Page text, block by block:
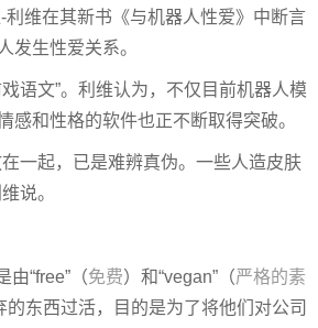
维在其新书《与机器人性爱》中断言
发生性爱关系。
语文”。利维认为，不仅目前机器人模
和性格的软件也正不断取得突破。
一起，已是难辨真伪。一些人造皮肤
说。
由“free”（免费）和“vegan”（严格的素
的东西过活，目的是为了将他们对公司